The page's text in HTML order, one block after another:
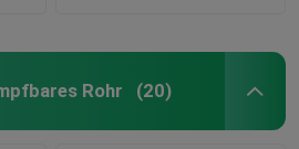
Rohr (20)